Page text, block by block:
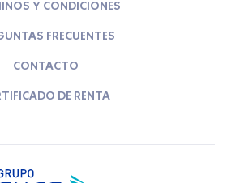
Y CONDICIONES
FRECUENTES
CONTACTO
DE RENTA